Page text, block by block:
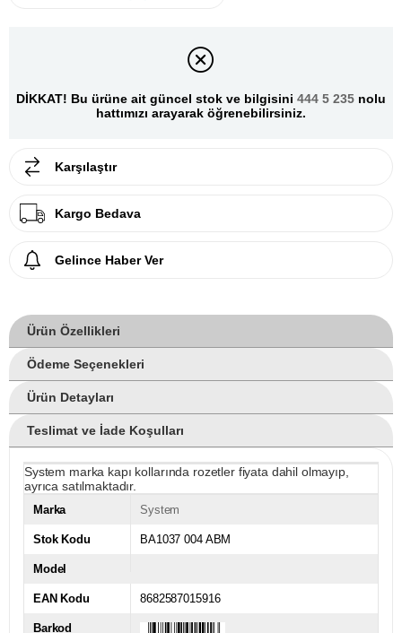
DİKKAT! Bu ürüne ait güncel stok ve bilgisini 444 5 235 nolu
hattımızı arayarak öğrenebilirsiniz.
Karşılaştır
Kargo Bedava
Gelince Haber Ver
Ürün Özellikleri
Ödeme Seçenekleri
Ürün Detayları
Teslimat ve İade Koşulları
System marka kapı kollarında rozetler fiyata dahil olmayıp,
ayrıca satılmaktadır.
Marka System
Stok Kodu BA1037 004 ABM
Model
EAN Kodu 8682587015916
Barkod